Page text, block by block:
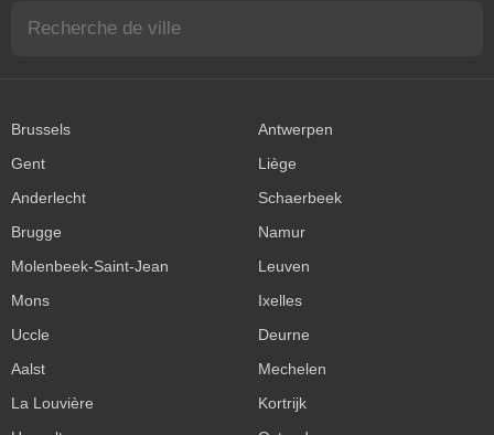
Brussels
Antwerpen
Gent
Liège
Anderlecht
Schaerbeek
Brugge
Namur
Molenbeek-Saint-Jean
Leuven
Mons
Ixelles
Uccle
Deurne
Aalst
Mechelen
La Louvière
Kortrijk